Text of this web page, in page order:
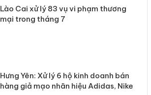
Lào Cai xử lý 83 vụ vi phạm thương
mại trong tháng 7
Hưng Yên: Xử lý 6 hộ kinh doanh bán
hàng giả mạo nhãn hiệu Adidas, Nike